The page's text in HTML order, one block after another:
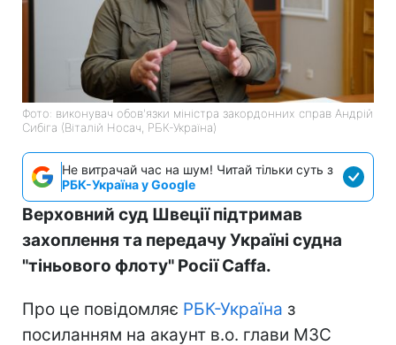
Фото: виконувач обов'язки міністра закордонних справ Андрій
Сибіга (Віталій Носач, РБК-Україна)
Не витрачай час на шум! Читай тільки суть з
РБК-Україна у Google
Верховний суд Швеції підтримав
захоплення та передачу Україні судна
"тіньового флоту" Росії Caffa.
Про це повідомляє РБК-Україна з
посиланням на акаунт в.о. глави МЗС